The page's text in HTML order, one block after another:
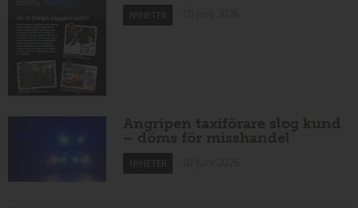
NYHETER
Angripen taxiförare slog kund
– döms för misshandel
NYHETER